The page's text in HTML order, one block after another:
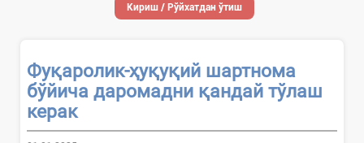
Кириш / Рўйхатдан ўтиш
Фуқаролик-ҳуқуқий шартнома
бўйича даромадни қандай тўлаш
керак